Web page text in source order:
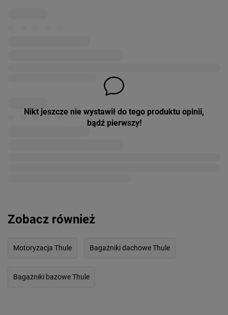
Nikt jeszcze nie wystawił do tego produktu opinii,
bądź pierwszy!
Zobacz również
Motoryzacja Thule Bagażniki dachowe Thule
Bagażniki bazowe Thule